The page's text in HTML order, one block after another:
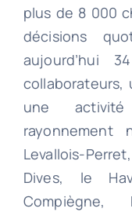
plus de 8 000
décisions
aujourd’hui
collaborateurs,
une
rayonnement
Levallois-
Dives, le
Compiègne,